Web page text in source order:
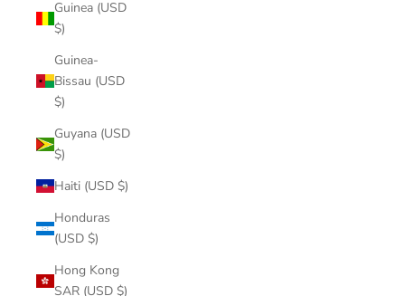
Guinea (USD
$)
Guinea-
Bissau (USD
$)
Guyana (USD
$)
Haiti (USD $)
Honduras
(USD $)
Hong Kong
SAR (USD $)